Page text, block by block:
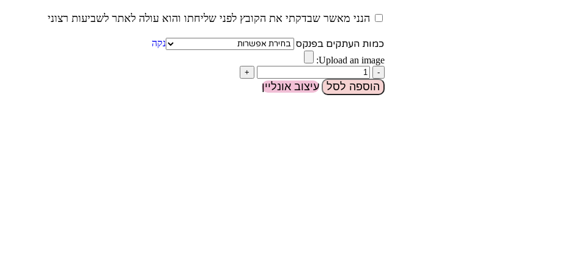
הנני מאשר שבדקתי את הקובץ לפני שליחתו והוא עולה לאתר לשביעות רצוני
כמות העתקים בפנקס
נקה
Upload an image:
הוספה לסל עיצוב אונליין